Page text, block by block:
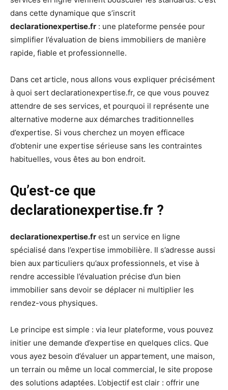
dans cette dynamique que s’inscrit
declarationexpertise.fr : une plateforme pensée pour
simplifier l’évaluation de biens immobiliers de manière
rapide, fiable et professionnelle.
Dans cet article, nous allons vous expliquer précisément
à quoi sert declarationexpertise.fr, ce que vous pouvez
attendre de ses services, et pourquoi il représente une
alternative moderne aux démarches traditionnelles
d’expertise. Si vous cherchez un moyen efficace
d’obtenir une expertise sérieuse sans les contraintes
habituelles, vous êtes au bon endroit.
Qu’est-ce que
declarationexpertise.fr ?
declarationexpertise.fr est un service en ligne
spécialisé dans l’expertise immobilière. Il s’adresse aussi
bien aux particuliers qu’aux professionnels, et vise à
rendre accessible l’évaluation précise d’un bien
immobilier sans devoir se déplacer ni multiplier les
rendez-vous physiques.
Le principe est simple : via leur plateforme, vous pouvez
initier une demande d’expertise en quelques clics. Que
vous ayez besoin d’évaluer un appartement, une maison,
un terrain ou même un local commercial, le site propose
des solutions adaptées. L’objectif est clair : offrir une